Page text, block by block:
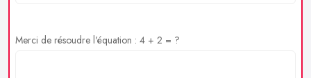
Merci de résoudre l'équation : 4 + 2 = ?